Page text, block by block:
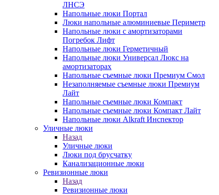
ЛНСЭ
Напольные люки Портал
Люки напольные алюминиевые Периметр
Напольные люки с амортизаторами
Погребок Лифт
Напольные люки Герметичный
Напольные люки Универсал Люкс на
амортизаторах
Напольные съемные люки Премиум Смол
Незаполняемые съемные люки Премиум
Лайт
Напольные съемные люки Компакт
Напольные съемные люки Компакт Лайт
Напольные люки Alkraft Инспектор
Уличные люки
Назад
Уличные люки
Люки под брусчатку
Канализационные люки
Ревизионные люки
Назад
Ревизионные люки